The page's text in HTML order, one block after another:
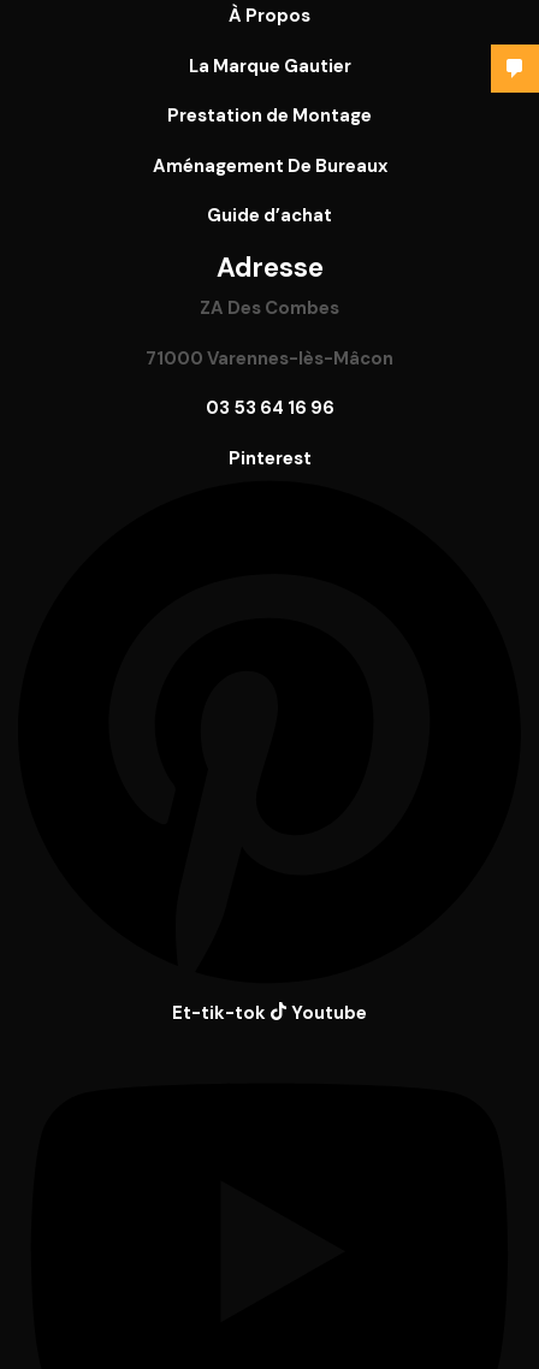
À Propos
La Marque Gautier
Prestation de Montage
Aménagement De Bureaux
Guide d’achat
Adresse
ZA Des Combes
71000 Varennes-lès-Mâcon
03 53 64 16 96
Pinterest
Et-tik-tok Youtube